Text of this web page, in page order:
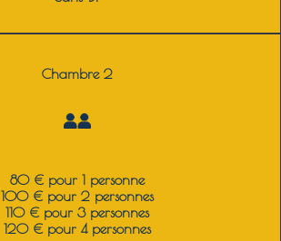
Chambre 2
80 € pour 1 personne
100 € pour 2 personnes
110 € pour 3 personnes
120 € pour 4 personnes